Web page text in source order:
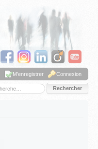
M’enregistrer Connexion